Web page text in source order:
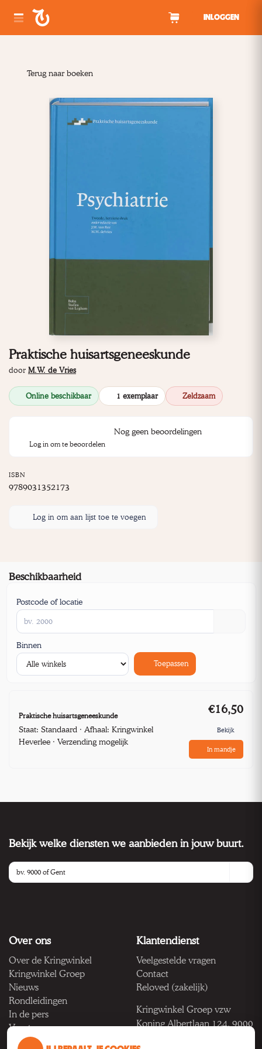
INLOGGEN
Terug naar boeken
Praktische huisartsgeneeskunde
door M.W. de Vries
Online beschikbaar 1 exemplaar Zeldzaam
Nog geen beoordelingen
Log in om te beoordelen
ISBN
9789031352173
Log in om aan lijst toe te voegen
Beschikbaarheid
Postcode of locatie
Binnen
Toepassen
Praktische huisartsgeneeskunde
Staat: Standaard · Afhaal: Kringwinkel
Heverlee · Verzending mogelijk
€16,50
Bekijk
In mandje
Bekijk welke diensten we aanbieden in jouw buurt.
Over ons
Over de Kringwinkel
Kringwinkel Groep
Nieuws
Rondleidingen
In de pers
Vacatures
Klantendienst
Veelgestelde vragen
Contact
Reloved (zakelijk)
Kringwinkel Groep vzw
Koning Albertlaan 124, 9000